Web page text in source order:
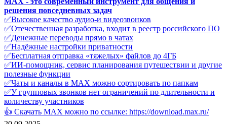
решения повседневных задач
✅Высокое качество аудио-и видеозвонков
✅Отечественная разработка, входит в реестр российского ПО
✅Денежные переводы прямо в чатах
✅Надёжные настройки приватности
✅Бесплатная отправка «тяжелых» файлов до 4ГБ
✅ИИ-помощник, сервис планирования путешествии и другие
полезные функции
✅Чаты и каналы в МАХ можно сортировать по папкам
✅У групповых звонков нет ограничений по длительности и
количеству участников
👍 Скачать МАХ можно по ссылке: https://download.max.ru/